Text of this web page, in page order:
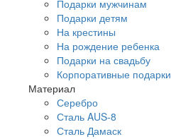
Подарки мужчинам
Подарки детям
На крестины
На рождение ребенка
Подарки на свадьбу
Корпоративные подарки
Материал
Серебро
Сталь AUS-8
Сталь Дамаск